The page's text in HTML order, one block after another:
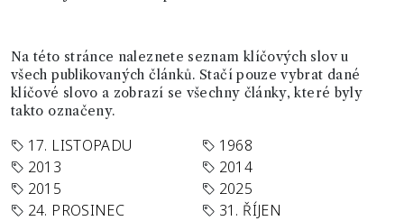
Na této stránce naleznete seznam klíčových slov u
všech publikovaných článků. Stačí pouze vybrat dané
klíčové slovo a zobrazí se všechny články, které byly
takto označeny.
17. LISTOPADU
1968
2013
2014
2015
2025
24. PROSINEC
31. ŘÍJEN